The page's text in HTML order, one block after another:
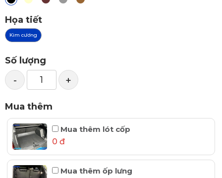
Họa tiết
Kim cương
Số lượng
- +
Mua thêm
Mua thêm lót cốp
0 đ
Mua thêm ốp lưng